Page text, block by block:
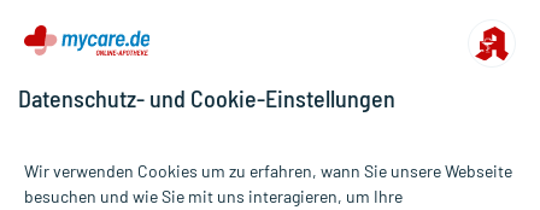
Datenschutz- und Cookie-Einstellungen
Wir verwenden Cookies um zu erfahren, wann Sie unsere Webseite
besuchen und wie Sie mit uns interagieren, um Ihre